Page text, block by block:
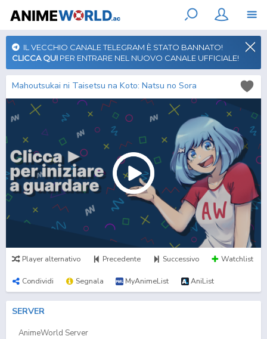
IL VECCHIO CANALE TELEGRAM È STATO BANNATO!
CLICCA QUI PER ENTRARE NEL NUOVO CANALE UFFICIALE!
Mahoutsukai ni Taisetsu na Koto: Natsu no Sora
Player alternativo Precedente Successivo Watchlist
Condividi Segnala MyAnimeList AniList
SERVER
AnimeWorld Server